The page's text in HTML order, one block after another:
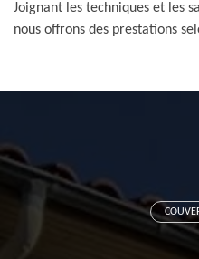
Joignant les techniques et les
nous offrons des prestations